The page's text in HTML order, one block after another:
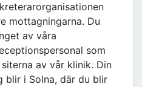
mottagningarna. Du
av våra
som
av vår klinik. Din
blir i Solna, där du blir